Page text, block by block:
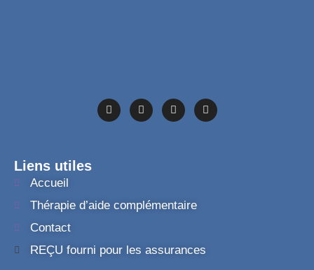
Liens utiles
Accueil
Thérapie d’aide complémentaire
Contact
REÇU fourni pour les assurances